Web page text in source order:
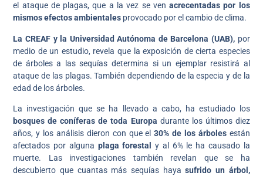
el ataque de plagas, que a la vez se venacrecentadas por los
mismos efectos ambientales provocado por el cambio de clima.
La CREAF y la Universidad Autónoma de Barcelona (UAB), por
medio de un estudio, revela que la exposición de cierta especies
de árboles a las sequías determina si un ejemplar resistirá al
ataque de las plagas. También dependiendo de la especia y de la
edad de los árboles.
La investigación que se ha llevado a cabo, ha estudiado los
bosques de coníferas de toda Europa durante los últimos diez
años, y los análisis dieron con que el 30% de los árbolesestán
afectados por alguna plaga forestal
y al 6% le ha causado la
muerte. Las investigaciones también revelan que se ha
descubierto que cuantas más sequías hayasufrido un árbol,